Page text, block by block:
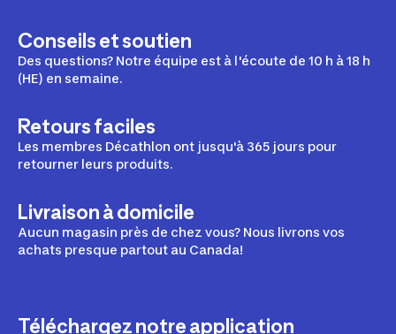
Conseils et soutien
Des questions? Notre équipe est à l'écoute de 10 h à 18 h
(HE) en semaine.
Retours faciles
Les membres Décathlon ont jusqu'à 365 jours pour
retourner leurs produits.
Livraison à domicile
Aucun magasin près de chez vous? Nous livrons vos
achats presque partout au Canada!
Téléchargez notre application